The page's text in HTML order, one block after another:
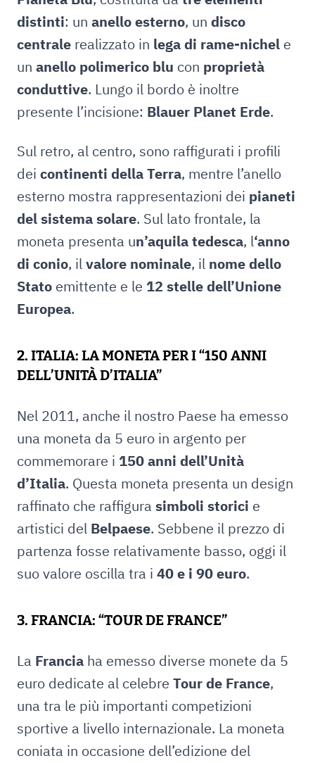
distinti: un anello esterno, un disco
centrale realizzato in lega di rame-nichel e
un anello polimerico blu con proprietà
conduttive. Lungo il bordo è inoltre
presente l’incisione: Blauer Planet Erde.
Sul retro, al centro, sono raffigurati i profili
dei continenti della Terra, mentre l’anello
esterno mostra rappresentazioni dei pianeti
del sistema solare. Sul lato frontale, la
moneta presenta un’aquila tedesca, l‘anno
di conio, ilvalore nominale, il nome dello
Stato emittente e le 12 stelle dell’Unione
Europea.
2. ITALIA: LA MONETA PER I “150 ANNI
DELL’UNITÀ D’ITALIA”
Nel 2011, anche il nostro Paese ha emesso
una moneta da 5 euro in argento per
commemorare i 150 anni dell’Unità
d’Italia. Questa moneta presenta un design
raffinato che raffigura simboli storici e
artistici del Belpaese. Sebbene il prezzo di
partenza fosse relativamente basso, oggi il
suo valore oscilla tra i 40 e i 90 euro.
3. FRANCIA: “TOUR DE FRANCE”
La Francia ha emesso diverse monete da 5
euro dedicate al celebre Tour de France,
una tra le più importanti competizioni
sportive a livello internazionale. La moneta
coniata in occasione dell’edizione del